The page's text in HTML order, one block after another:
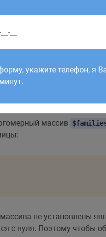
["Tom"
массив
не установлены
с нуля. Поэтому чтобы
будням с 9:00 до 18:00.
до 12:00.
укажите телефон, я